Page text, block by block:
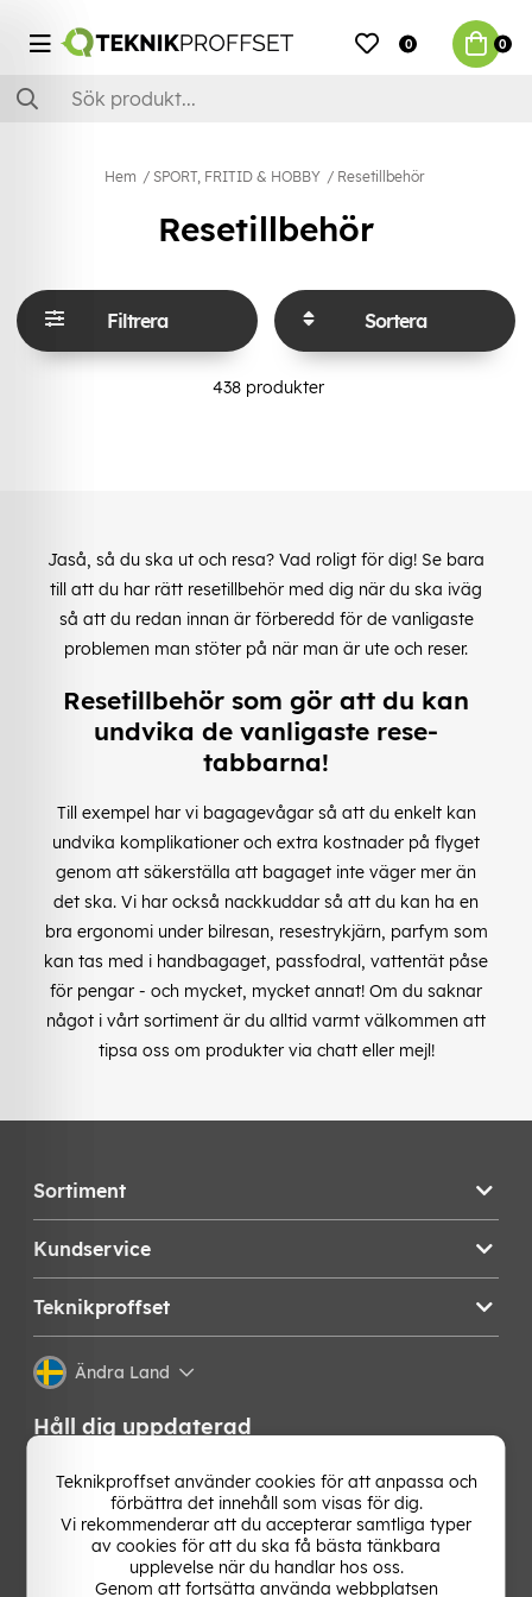
0 0
Hem SPORT, FRITID & HOBBY Resetillbehör
Resetillbehör
Filtrera Sortera
438 produkter
Jaså, så du ska ut och resa? Vad roligt för dig! Se bara
till att du har rätt resetillbehör med dig när du ska iväg
så att du redan innan är förberedd för de vanligaste
problemen man stöter på när man är ute och reser.
Resetillbehör som gör att du kan
undvika de vanligaste rese-
tabbarna!
Till exempel har vi bagagevågar så att du enkelt kan
undvika komplikationer och extra kostnader på flyget
genom att säkerställa att bagaget inte väger mer än
det ska. Vi har också nackkuddar så att du kan ha en
bra ergonomi under bilresan, resestrykjärn, parfym som
kan tas med i handbagaget, passfodral, vattentät påse
för pengar - och mycket, mycket annat! Om du saknar
något i vårt sortiment är du alltid varmt välkommen att
tipsa oss om produkter via chatt eller mejl!
Sortiment
Kundservice
Teknikproffset
Ändra Land
Håll dig uppdaterad
Få de senaste nyheterna, hetaste erbjudandena och
bästa tipsen från oss direkt i din mejlkorg. Signa upp på
vårt nyhetsbrev!
Teknikproffset använder cookies för att anpassa och
förbättra det innehåll som visas för dig.
Vi rekommenderar att du accepterar samtliga typer
av cookies för att du ska få bästa tänkbara
upplevelse när du handlar hos oss.
Genom att fortsätta använda webbplatsen